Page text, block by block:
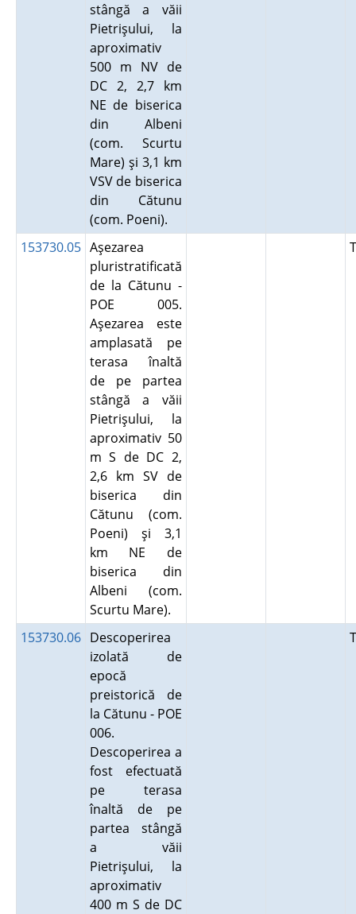
stângă a văii
Pietrişului, la
aproximativ
500 m NV de
DC 2, 2,7 km
NE de biserica
din Albeni
(com. Scurtu
Mare) şi 3,1 km
VSV de biserica
din Cătunu
(com. Poeni).
153730.05 Aşezarea
pluristratificată
de la Cătunu -
POE 005.
Aşezarea este
amplasată pe
terasa înaltă
de pe partea
stângă a văii
Pietrişului, la
aproximativ 50
m S de DC 2,
2,6 km SV de
biserica din
Cătunu (com.
Poeni) şi 3,1
km NE de
biserica din
Albeni (com.
Scurtu Mare).
153730.06 Descoperirea
izolată de
epocă
preistorică de
la Cătunu - POE
006.
Descoperirea a
fost efectuată
pe terasa
înaltă de pe
partea stângă
a văii
Pietrişului, la
aproximativ
400 m S de DC